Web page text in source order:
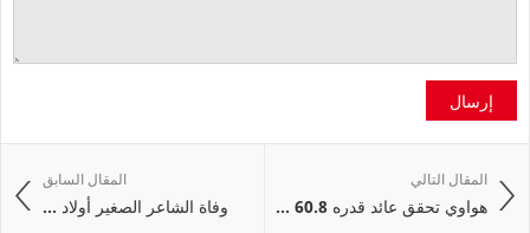
إرسال
المقال السابق
وفاة الشاعر الصغير أولاد ...
المقال التالي
هواوي تحقق عائد قدره 60.8 ...